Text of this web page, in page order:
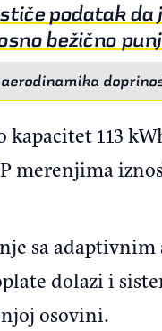
podatak
bežično
113
merenjima
sa
dolazi i
osovini.